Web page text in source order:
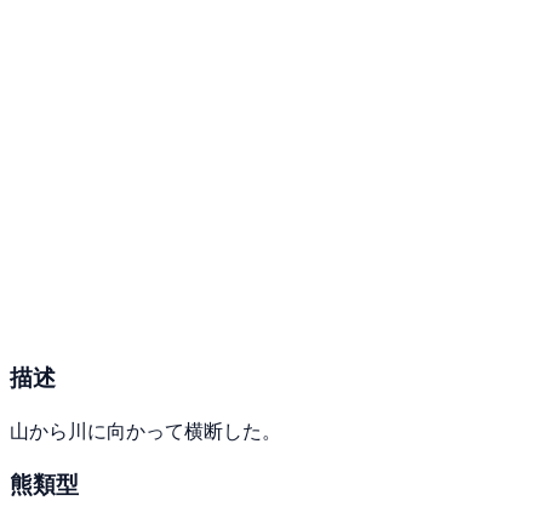
描述
山から川に向かって横断した。
熊類型